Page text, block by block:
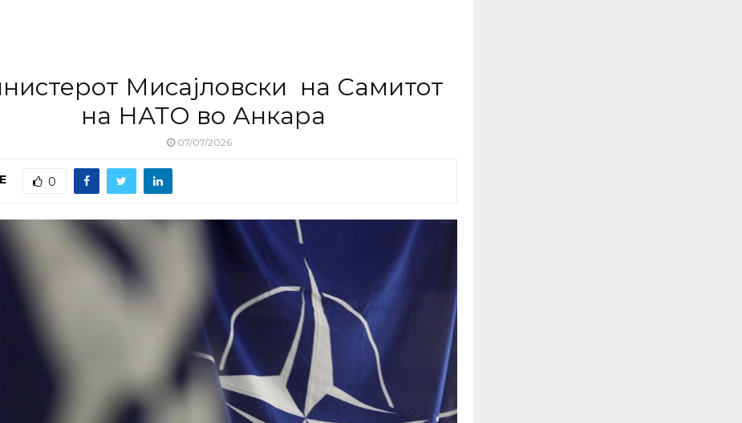
Мисајловски на Самитот
на НАТО во Анкара
07/07/2026
0